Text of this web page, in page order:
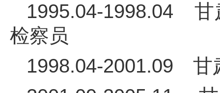
1995.04-1998.04 甘
检察员
1998.04-2001.09 甘